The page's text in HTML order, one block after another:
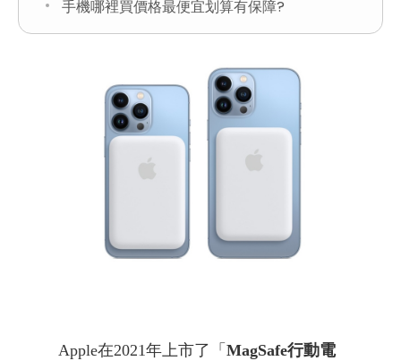
手機哪裡買價格最便宜划算有保障?
Apple在2021年上市了「 MagSafe行動電